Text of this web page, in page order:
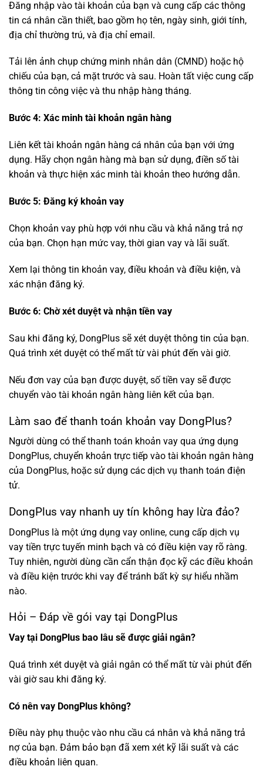
Đăng nhập vào tài khoản của bạn và cung cấp các thông
tin cá nhân cần thiết, bao gồm họ tên, ngày sinh, giới tính,
địa chỉ thường trú, và địa chỉ email.
Tải lên ảnh chụp chứng minh nhân dân (CMND) hoặc hộ
chiếu của bạn, cả mặt trước và sau. Hoàn tất việc cung cấp
thông tin công việc và thu nhập hàng tháng.
Bước 4: Xác minh tài khoản ngân hàng
Liên kết tài khoản ngân hàng cá nhân của bạn với ứng
dụng. Hãy chọn ngân hàng mà bạn sử dụng, điền số tài
khoản và thực hiện xác minh tài khoản theo hướng dẫn.
Bước 5: Đăng ký khoản vay
Chọn khoản vay phù hợp với nhu cầu và khả năng trả nợ
của bạn. Chọn hạn mức vay, thời gian vay và lãi suất.
Xem lại thông tin khoản vay, điều khoản và điều kiện, và
xác nhận đăng ký.
Bước 6: Chờ xét duyệt và nhận tiền vay
Sau khi đăng ký, DongPlus sẽ xét duyệt thông tin của bạn.
Quá trình xét duyệt có thể mất từ vài phút đến vài giờ.
Nếu đơn vay của bạn được duyệt, số tiền vay sẽ được
chuyển vào tài khoản ngân hàng liên kết của bạn.
Làm sao để thanh toán khoản vay DongPlus?
Người dùng có thể thanh toán khoản vay qua ứng dụng
DongPlus, chuyển khoản trực tiếp vào tài khoản ngân hàng
của DongPlus, hoặc sử dụng các dịch vụ thanh toán điện
tử.
DongPlus vay nhanh uy tín không hay lừa đảo?
DongPlus là một ứng dụng vay online, cung cấp dịch vụ
vay tiền trực tuyến minh bạch và có điều kiện vay rõ ràng.
Tuy nhiên, người dùng cần cẩn thận đọc kỹ các điều khoản
và điều kiện trước khi vay để tránh bất kỳ sự hiểu nhầm
nào.
Hỏi – Đáp về gói vay tại DongPlus
Vay tại DongPlus bao lâu sẽ được giải ngân?
Quá trình xét duyệt và giải ngân có thể mất từ vài phút đến
vài giờ sau khi đăng ký.
Có nên vay DongPlus không?
Điều này phụ thuộc vào nhu cầu cá nhân và khả năng trả
nợ của bạn. Đảm bảo bạn đã xem xét kỹ lãi suất và các
điều khoản liên quan.